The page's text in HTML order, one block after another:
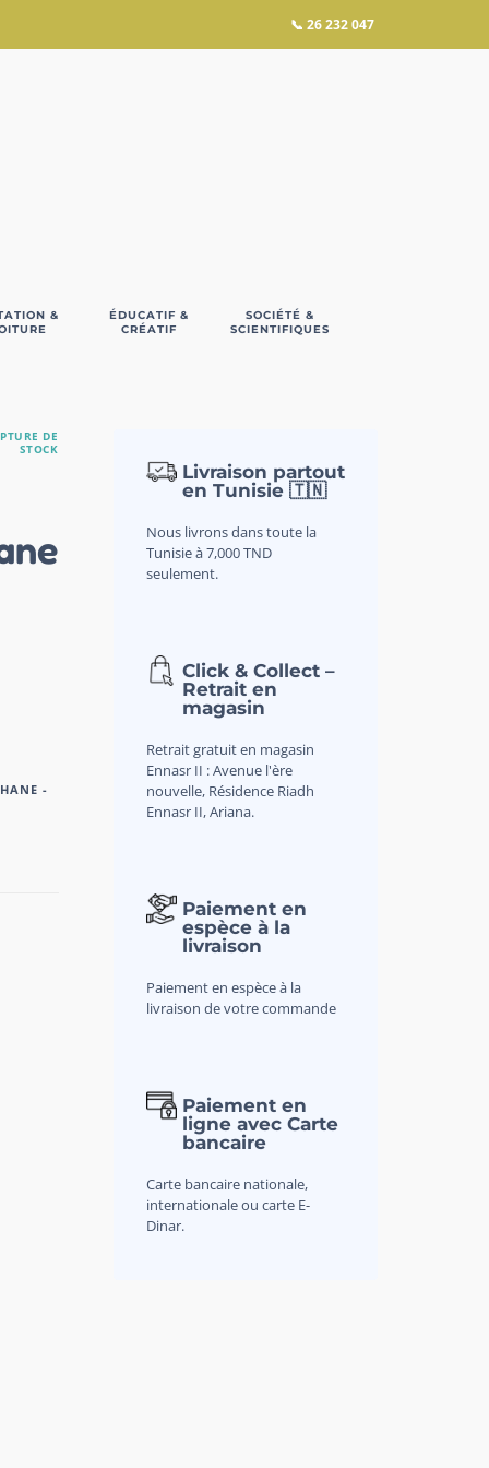
📞 26 232 047
&
ÉDUCATIF &
CRÉATIF
SOCIÉTÉ &
SCIENTIFIQUES
DE
STOCK
-
Livraison partout
en Tunisie 🇹🇳
Nous livrons dans toute la
Tunisie à 7,000 TND
seulement.
Click & Collect –
Retrait en
magasin
Retrait gratuit en magasin
Ennasr II : Avenue l'ère
nouvelle, Résidence Riadh
Ennasr II, Ariana.
Paiement en
espèce à la
livraison
Paiement en espèce à la
livraison de votre commande
Paiement en
ligne avec Carte
bancaire
Carte bancaire nationale,
internationale ou carte E-
Dinar.